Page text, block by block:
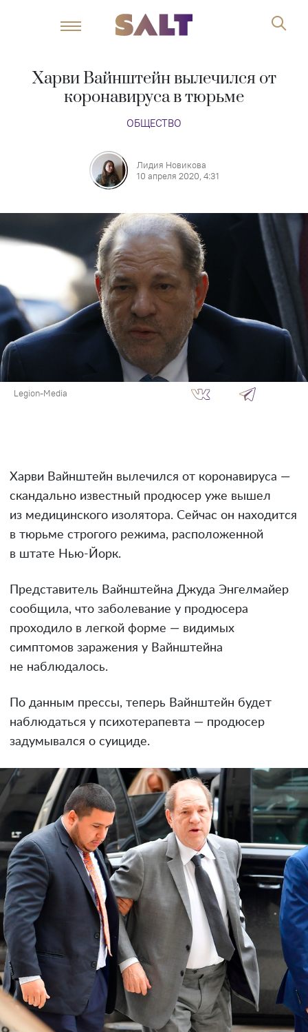
Харви Вайнштейн вылечился от
коронавируса в тюрьме
ОБЩЕСТВО
Лидия Новикова
10 апреля 2020, 4:31
Legion-Media
Харви Вайнштейн вылечился от коронавируса —
скандально известный продюсер уже вышел
из медицинского изолятора. Сейчас он находится
в тюрьме строгого режима, расположенной
в штате Нью-Йорк.
Представитель Вайнштейна Джуда Энгелмайер
сообщила, что заболевание у продюсера
проходило в легкой форме — видимых
симптомов заражения у Вайнштейна
не наблюдалось.
По данным прессы, теперь Вайнштейн будет
наблюдаться у психотерапевта — продюсер
задумывался о суициде.